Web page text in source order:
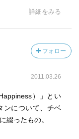
詳細をみる
フォロー
2011.03.26
）」とい
ンについて、チベ
綴ったもの。